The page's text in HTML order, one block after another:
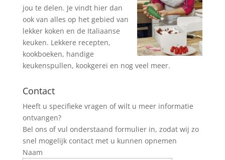
jou te delen. Je vindt hier dan
ook van alles op het gebied van
lekker koken en de Italiaanse
keuken. Lekkere recepten,
kookboeken, handige
keukenspullen, kookgerei en nog veel meer.
Contact
Heeft u specifieke vragen of wilt u meer informatie
ontvangen?
Bel ons of vul onderstaand formulier in, zodat wij zo
snel mogelijk contact met u kunnen opnemen
Naam